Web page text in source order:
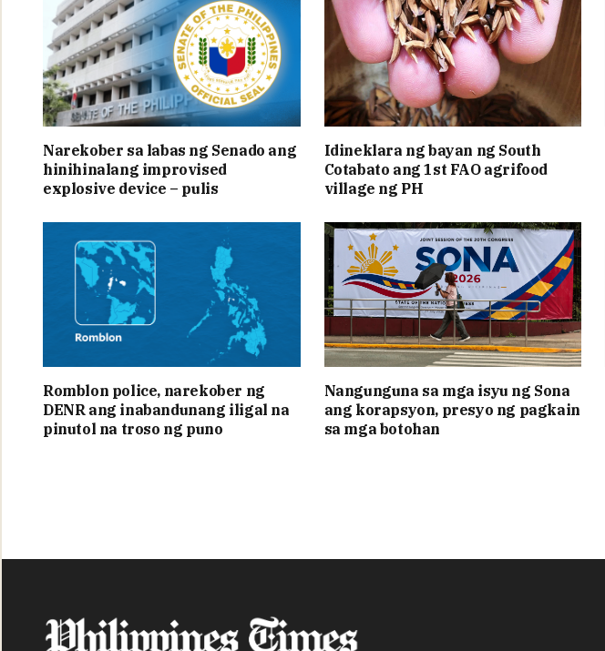
Narekober sa labas ng Senado ang
hinihinalang improvised
explosive device – pulis
Idineklara ng bayan ng South
Cotabato ang 1st FAO agrifood
village ng PH
Romblon police, narekober ng
DENR ang inabandunang iligal na
pinutol na troso ng puno
Nangunguna sa mga isyu ng Sona
ang korapsyon, presyo ng pagkain
sa mga botohan